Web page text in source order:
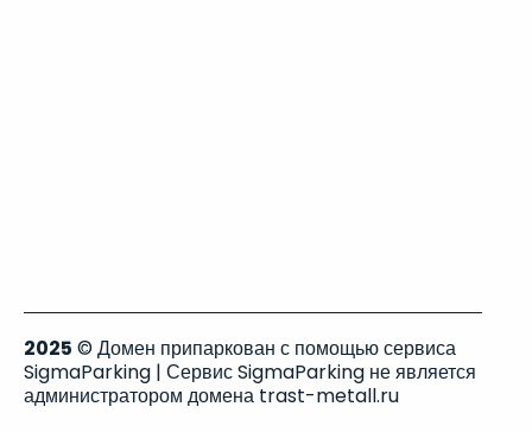
2025 © Домен припаркован с помощью сервиса
SigmaParking | Сервис SigmaParking не является
администратором домена trast-metall.ru